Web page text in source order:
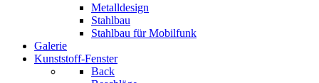
Metalldesign
Stahlbau
Stahlbau für Mobilfunk
Galerie
Kunststoff-Fenster
Back